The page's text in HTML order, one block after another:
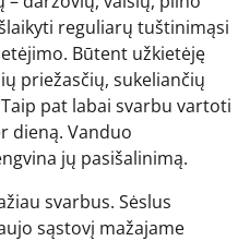
reguliarų tuštinimąsi
Būtent užkietėję
priežasčių, sukeliančių
pat labai svarbu vartoti
dieną. Vanduo
jų pasišalinimą.
svarbus. Sėslus
sąstovį mažajame